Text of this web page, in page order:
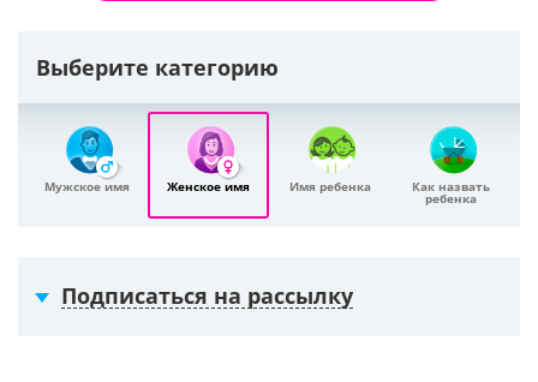
Выберите категорию
Мужское имя Женское имя Имя ребенка Как назвать
ребенка
Подписаться на рассылку